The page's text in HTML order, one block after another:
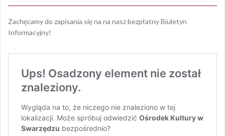
Zachęcamy do zapisania się na na nasz bezpłatny Biuletyn
Informacyjny!